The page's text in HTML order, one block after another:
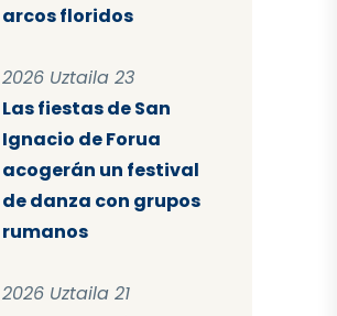
arcos floridos
2026 Uztaila 23
Las fiestas de San
Ignacio de Forua
acogerán un festival
de danza con grupos
rumanos
2026 Uztaila 21